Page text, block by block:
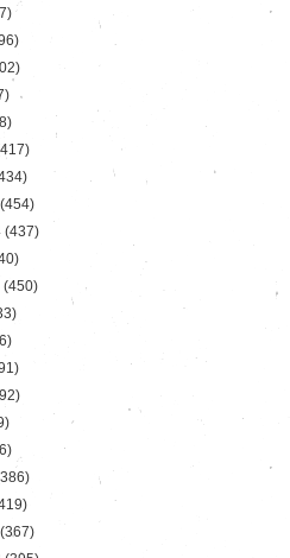
(454)
(437)
(450)
(367)